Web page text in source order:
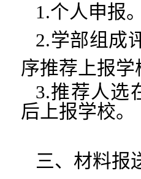
1.个人申报
2.学部组成
序推荐上报学
3.推荐人选
后上报学校。
三、材料报